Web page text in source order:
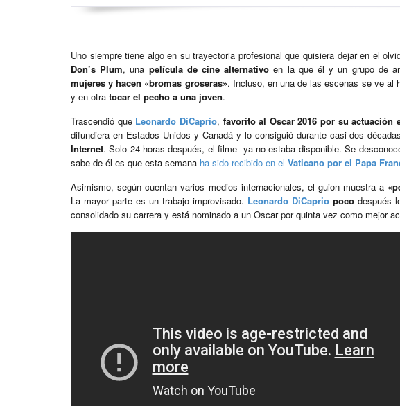
Uno siempre tiene algo en su trayectoria profesional que quisiera dejar en el
Don’s Plum, una película de cine alternativo en la que él y un grupo de
mujeres y hacen «bromas groseras». Incluso, en una de las escenas se ve al
y en otra tocar el pecho a una joven.
Trascendió que Leonardo DiCaprio, favorito al Oscar 2016 por su actuación
difundiera en Estados Unidos y Canadá y lo consiguió durante casi dos
Internet. Solo 24 horas después, el filme ya no estaba disponible. Se
sabe de él es que esta semana ha sido recibido en el Vaticano por el Papa
Asimismo, según cuentan varios medios internacionales, el guion muestra a «
La mayor parte es un trabajo improvisado. Leonardo DiCaprio poco después
consolidado su carrera y está nominado a un Oscar por quinta vez como mejor